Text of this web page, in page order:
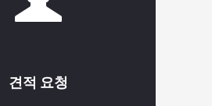
견적 요청